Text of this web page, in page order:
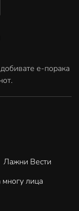
е-порака
Лажни Вести
лица